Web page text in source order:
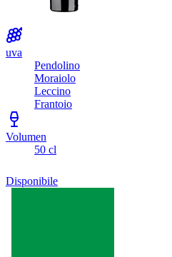
uva
Pendolino
Moraiolo
Leccino
Frantoio
Volumen
50 cl
Disponibile